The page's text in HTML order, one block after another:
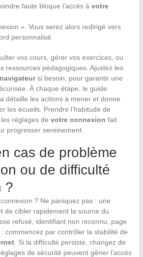
faute bloque l’accès à votre
». Vous serez alors redirigé vers
personnalisé.
vos cours, gérer vos exercices, ou
ressources pédagogiques. Ajustez les
si besoin, pour garantir une
À chaque étape, le guide
détaille les actions à mener et donne
les écueils. Prendre l’habitude de
réglages de votre connexion fait
progresser sereinement.
cas de problème
ou de difficulté
?
? Ne paniquez pas : une
de cibler rapidement la source du
refusé, identifiant non reconnu, page
commencez par contrôler la stabilité de
. Si la difficulté persiste, changez de
de sécurité peuvent gêner l’accès